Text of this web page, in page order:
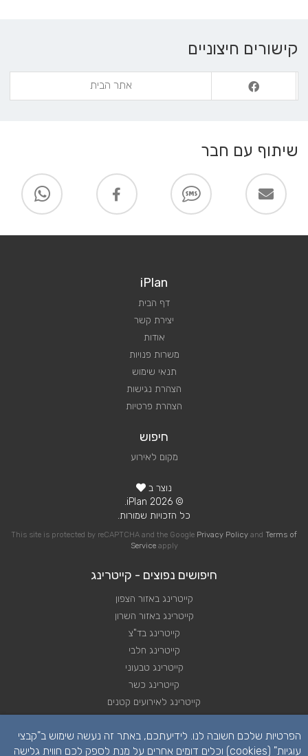
קישורים חיצוניים
אתר הבית
שיתוף עם חבר
iPlan
דף הבית
יצירת קשר
אודות
משרות פנויות
תנאי שימוש
הצהרת נגישות
הצהרת פרטיות
חיפוש
מקום לאירוע
נוצר ב
© 2026 iPlan.
כל הזכויות שמורות.
This site is protected by reCAPTCHA and the Google Privacy Policy and Terms of
Serviceapply
חיפושים נפוצים - קייטרינג
קייטרינג באזור הצפון
קייטרינג באזור השרון
קייטרינג בד"צ
קייטרינג חלבי
קייטרינג טבעוני
קייטרינג כשר
קייטרינג לאירועים קטנים
קייטרינג לחתונה
הפרטיות שלכם חשובה לנו. לידיעתכם, באתר זה נעשה שימוש ב"קבצי
עוגיות" (cookies) וכלים דומים אחרים על מנת לספק לכם חווית גלישה